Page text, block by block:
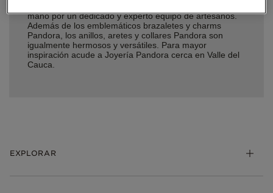
mano por un dedicado y experto equipo de artesanos.
Además de los emblemáticos brazaletes y charms
Pandora, los anillos, aretes y collares Pandora son
igualmente hermosos y versátiles. Para mayor
inspiración acude a Joyería Pandora cerca en Valle del
Cauca.
EXPLORAR